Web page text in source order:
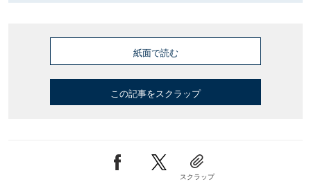
紙面で読む
この記事をスクラップ
スクラップ